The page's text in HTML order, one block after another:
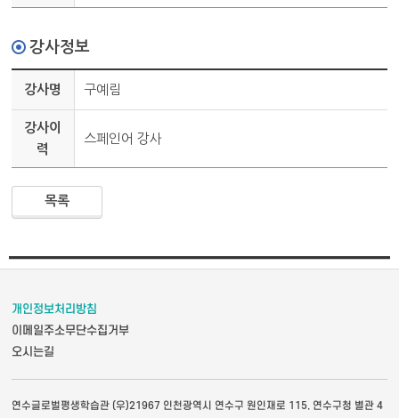
강사정보
강사명 구예림
강사이
력
스페인어 강사
목록
개인정보처리방침
이메일주소무단수집거부
오시는길
연수글로벌평생학습관 (우)21967 인천광역시 연수구 원인재로 115, 연수구청 별관 4